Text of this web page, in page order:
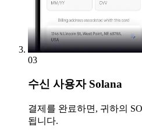
03
수신 사용자 Solana
결제를 완료하면, 귀하의
됩니다.